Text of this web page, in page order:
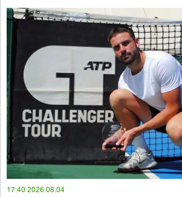
17:40 2026.08.04